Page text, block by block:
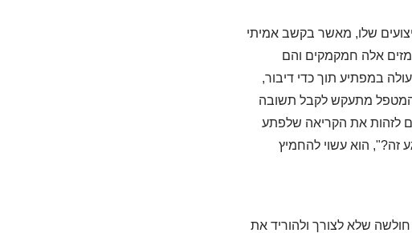
שלו, מאשר בקשב אמיתי
אלה חמקמקים והם
במפתיע תוך כדי דיבור,
המטפל מתעקש לקבל תשובה
לזהות את הקריאה שלפתע
זה?", הוא עשוי להחמיץ
חולשה שלא לצורך ולהוריד את